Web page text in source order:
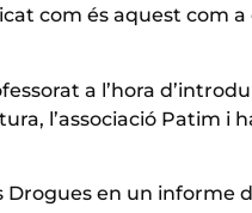
com és aquest com a
a l’hora
l’associació Patim
en un informe